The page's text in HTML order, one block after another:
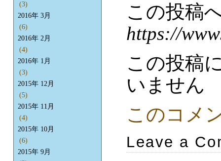
この投稿
https://
この投稿
いません
このコメ
Leave a
(3)
2016年 3月
(6)
2016年 2月
(4)
2016年 1月
(3)
2015年 12月
(5)
2015年 11月
(4)
2015年 10月
(6)
2015年 9月